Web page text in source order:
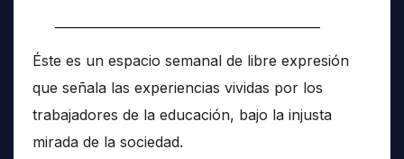
Éste es un espacio semanal de libre expresión
que señala las experiencias vividas por los
trabajadores de la educación, bajo la injusta
mirada de la sociedad.